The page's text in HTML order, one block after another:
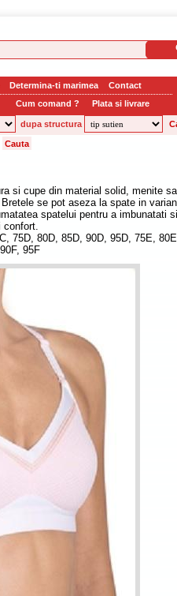
Determina-ti marimea
Contact
Cum comand ? Plata si livrare
dupa structura
si cupe din material solid, menite sa
se pot aseza la spate in
spatelui pentru a imbunatati si
confort.
75D, 80D, 85D, 90D, 95D, 75E,
95F